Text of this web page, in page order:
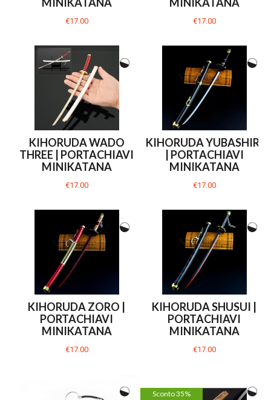
€17.00 €17.00
KIHORUDA WADO
THREE | PORTACHIAVI
MINIKATANA
€17.00
KIHORUDA YUBASHIRI
| PORTACHIAVI
MINIKATANA
€17.00
KIHORUDA ZORO |
PORTACHIAVI
MINIKATANA
€17.00
KIHORUDA SHUSUI |
PORTACHIAVI
MINIKATANA
€17.00
Sconto 35%